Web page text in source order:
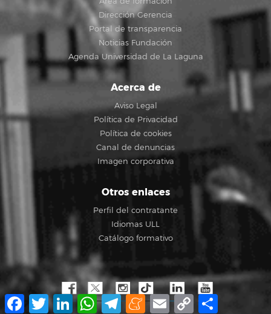
Dirección Gerencia
Portal de transparencia
Noticias Fundación
Agenda Universidad de La Laguna
Acerca de
Aviso Legal
Política de Privacidad
Política de cookies
Canal de denuncias
Imagen corporativa
Otros enlaces
Perfil del contratante
Idiomas ULL
Catálogo formativo
Facebook
TwitterLinkedInWhatsApp
TelegramMeneame
Email Copy
Link